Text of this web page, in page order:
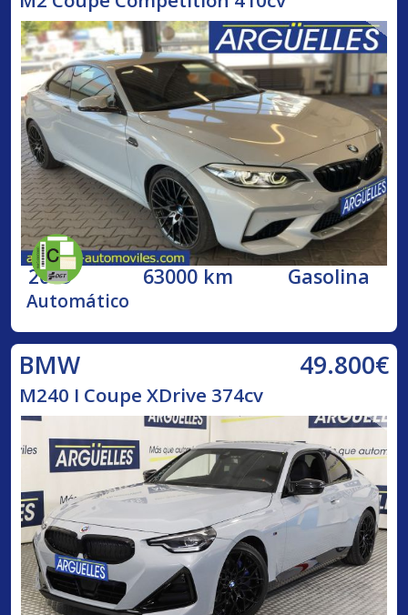
2019 63000 km Gasolina
Automático
BMW 49.800€
M240 I Coupe XDrive 374cv